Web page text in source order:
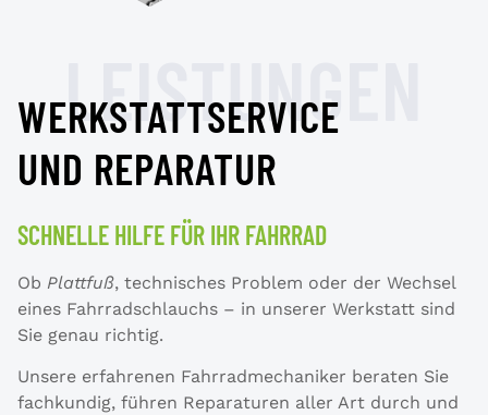
LEISTUNGEN
WERKSTATTSERVICE
UND REPARATUR
SCHNELLE HILFE FÜR IHR FAHRRAD
Ob Plattfuß, technisches Problem oder der Wechsel
eines Fahrradschlauchs – in unserer Werkstatt sind
Sie genau richtig.
Unsere erfahrenen Fahrradmechaniker beraten Sie
fachkundig, führen Reparaturen aller Art durch und